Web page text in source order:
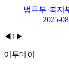
법무부·복지
2025-
◀ 1 ▶
이투데이